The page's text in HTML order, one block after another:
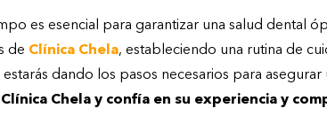
es esencial para garantizar una salud dental
de Clínica Chela, estableciendo una rutina de
dando los pasos necesarios para asegurar
Chela y confía en su experiencia y